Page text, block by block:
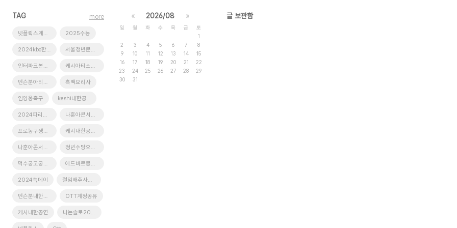
TAG
넷플릭스계정공유 2025수능
2024kbo한국시리즈 서울청년문화패스
인터파크본인인증 케시아티스트선예매
벤슨분아티스트선예매 흑백요리사
임영웅축구 keshi내한공연
2024파리올림픽 나훈아콘서트서울
프로농구생중계 케시내한공연티켓팅
나훈아콘서트취소표 청년수당오리엔테이션
덕수궁고궁음악회 에드바르뭉크전시회
2024쓱데이 절임배추사전예약
벤슨분내한공연 OTT계정공유
케시내한공연 나는솔로20기정숙
more « 2026/08 »
일 월 화 수 목 금
토
1
2
3 4 5 6 7
8
9
10 11 12 13 14
15
16
17 18 19 20 21
22
23
24 25 26 27 28
29
30
31
글 보관함